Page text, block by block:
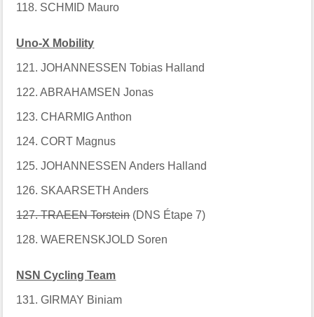
118. SCHMID Mauro
Uno-X Mobility
121. JOHANNESSEN Tobias Halland
122. ABRAHAMSEN Jonas
123. CHARMIG Anthon
124. CORT Magnus
125. JOHANNESSEN Anders Halland
126. SKAARSETH Anders
127. TRAEEN Torstein(DNS Étape 7)
128. WAERENSKJOLD Soren
NSN Cycling Team
131. GIRMAY Biniam